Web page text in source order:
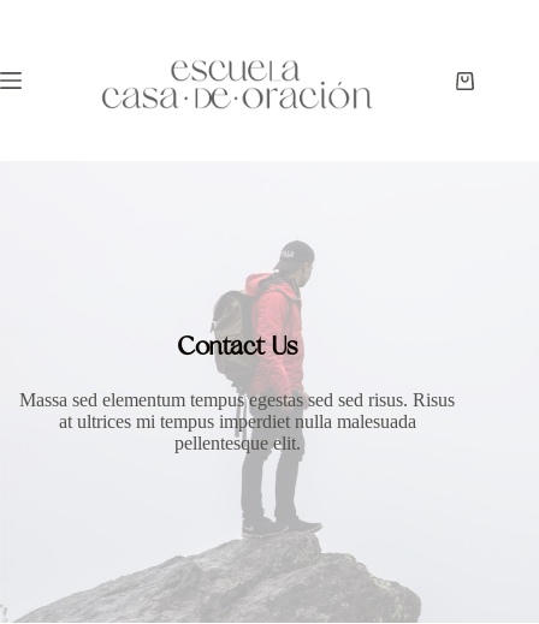
Contact Us
Massa sed elementum tempus egestas sed sed risus. Risus
at ultrices mi tempus imperdiet nulla malesuada
pellentesque elit.